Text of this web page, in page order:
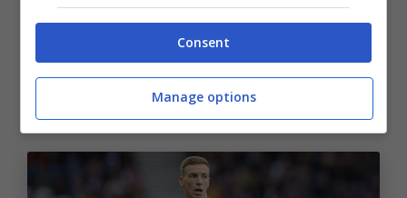
Tommaso Pobega e terapie
per Ciro Immobile e Ibrahim
Sulemana.
Consent
Manage options